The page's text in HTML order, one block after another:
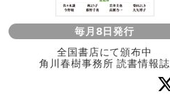
毎月8日発行
全国書店にて頒布中
角川春樹事務所 読書情報誌